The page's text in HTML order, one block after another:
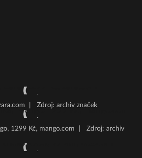
Zdroj: archiv značek
1299 Kč, mango.com
Zdroj: archiv